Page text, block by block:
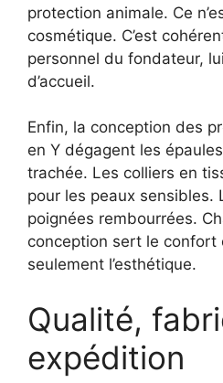
protection animale. Ce
cosmétique. C’est
personnel du fondateur,
d’accueil.
Enfin, la conception des
en Y dégagent les
trachée. Les colliers en
pour les peaux sensibles.
poignées rembourrées.
conception sert le confort
seulement l’esthétique.
Qualité,
expédition